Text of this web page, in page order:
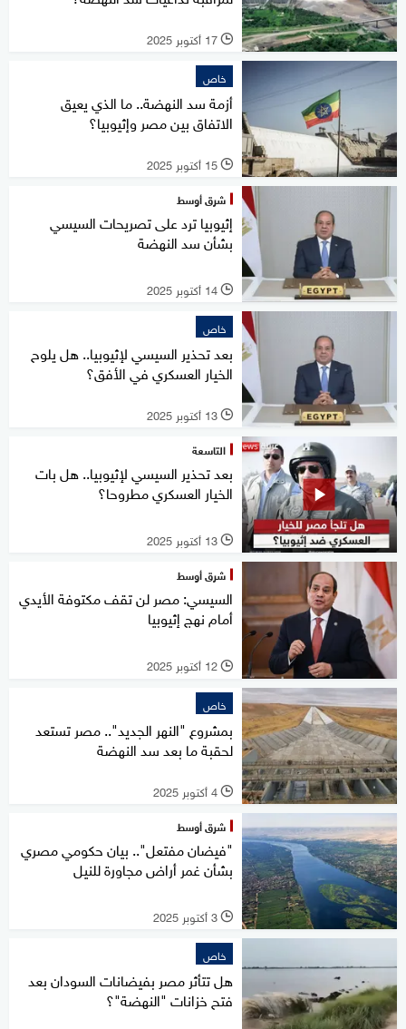
l 17 أكتوبر 2025
خاص
أزمة سد النهضة.. ما الذي يعيق
الاتفاق بين مصر وإثيوبيا؟
l 15 أكتوبر 2025
شرق أوسط
إثيوبيا ترد على تصريحات السيسي
بشأن سد النهضة
l 14 أكتوبر 2025
خاص
بعد تحذير السيسي لإثيوبيا.. هل يلوح
الخيار العسكري في الأفق؟
l 13 أكتوبر 2025
التاسعة
بعد تحذير السيسي لإثيوبيا.. هل بات
الخيار العسكري مطروحا؟
l 13 أكتوبر 2025
شرق أوسط
السيسي: مصر لن تقف مكتوفة الأيدي
أمام نهج إثيوبيا
l 12 أكتوبر 2025
خاص
بمشروع "النهر الجديد".. مصر تستعد
لحقبة ما بعد سد النهضة
l 4 أكتوبر 2025
شرق أوسط
"فيضان مفتعل".. بيان حكومي مصري
بشأن غمر أراض مجاورة للنيل
l 3 أكتوبر 2025
خاص
هل تتأثر مصر بفيضانات السودان بعد
فتح خزانات "النهضة"؟